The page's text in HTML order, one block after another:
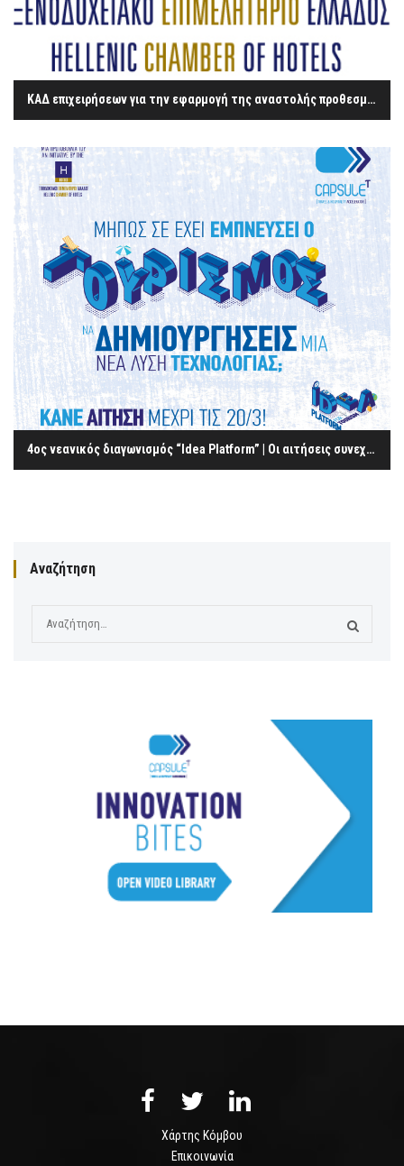
ΚΑΔ επιχειρήσεων για την εφαρμογή της αναστολής προθεσμιών λήξης εμφάνισης και πληρωμής αξιογράφων από 1/5 μέχρι 31/5/2021
4oς νεανικός διαγωνισμός “Idea Platform” | Οι αιτήσεις συνεχίζονται
Αναζήτηση
Χάρτης Κόμβου
Επικοινωνία